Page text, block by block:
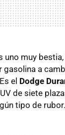
uno muy
gasolina a
el Dodge
de siete
tipo de rubor.